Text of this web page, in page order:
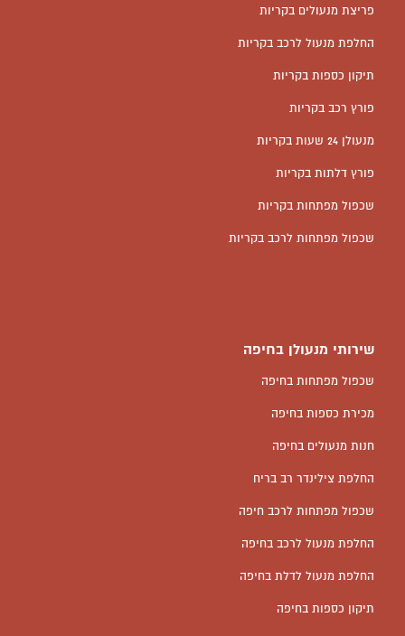
פריצת מנעולים בקריות
החלפת מנעול לרכב בקריות
תיקון כספות בקריות
פורץ רכב בקריות
מנעולן 24 שעות בקריות
פורץ דלתות בקריות
שכפול מפתחות בקריות
שכפול מפתחות לרכב בקריות
שירותי מנעולן בחיפה
שכפול מפתחות בחיפה
מכירת כספות בחיפה
חנות מנעולים בחיפה
החלפת צילינדר רב בריח
שכפול מפתחות לרכב חיפה
החלפת מנעול לרכב בחיפה
החלפת מנעול לדלת בחיפה
תיקון כספות בחיפה